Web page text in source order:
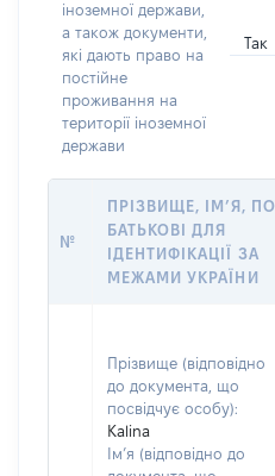
іноземної держави,
а також документи,
які дають право на
постійне
проживання на
території іноземної
держави
Так
№
ПРІЗВИЩЕ, ІМ’Я, ПО
БАТЬКОВІ ДЛЯ
ІДЕНТИФІКАЦІЇ ЗА
МЕЖАМИ УКРАЇНИ
Прізвище (відповідно
до документа, що
посвідчує особу):
Kalina
Ім’я (відповідно до